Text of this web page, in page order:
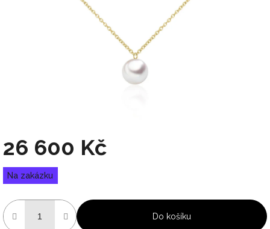
26 600 Kč
Měrná
cena:
Na zakázku
Do košíku